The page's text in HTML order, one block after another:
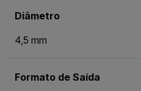
Diâmetro
4,5 mm
Formato de Saída